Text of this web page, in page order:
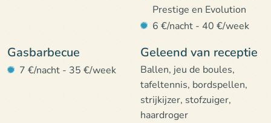
Prestige en Evolution
6 €/nacht - 40 €/week
Gasbarbecue
7 €/nacht - 35 €/week
Geleend van receptie
Ballen, jeu de boules,
tafeltennis, bordspellen,
strijkijzer, stofzuiger,
haardroger